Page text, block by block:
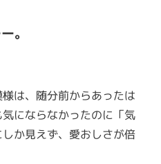
。
は、随分前からあったは
にならなかったのに「気
か見えず、愛おしさが倍